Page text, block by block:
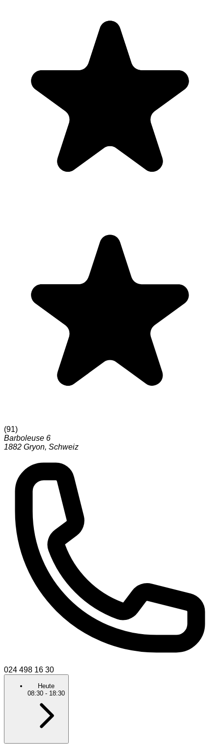
(91)
Barboleuse 6
1882 Gryon, Schweiz
024 498 16 30
Heute
08:30 - 18:30